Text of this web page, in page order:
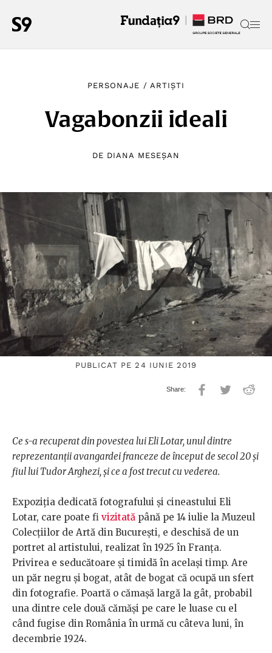
PERSONAJE / ARTIȘTI
Vagabonzii ideali
DE DIANA MESEȘAN
PUBLICAT PE 24 IUNIE 2019
Ce s-a recuperat din povestea lui Eli Lotar, unul dintre
reprezentanții avangardei franceze de început de secol 20 și
fiul lui Tudor Arghezi, și ce a fost trecut cu vederea.
Expoziția dedicată fotografului și cineastului Eli
Lotar, care poate fi vizitată până pe 14 iulie la Muzeul
Colecțiilor de Artă din București, e deschisă de un
portret al artistului, realizat în 1925 în Franța.
Privirea e seducătoare și timidă în același timp. Are
un păr negru și bogat, atât de bogat că ocupă un sfert
din fotografie. Poartă o cămașă largă la gât, probabil
una dintre cele două cămăși pe care le luase cu el
când fugise din România în urmă cu câteva luni, în
decembrie 1924.